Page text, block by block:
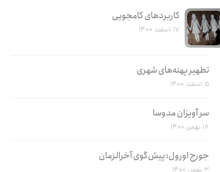
کاربرد‌های کامجویی
۱۷ اسفند ۱۴۰۰
تطهیر پهنه‌های شهری
۵ اسفند ۱۴۰۰
سر آویزان مدوسا
۱۸ بهمن ۱۴۰۰
جورج اورول؛ پیش‌گوی آخرالزمان